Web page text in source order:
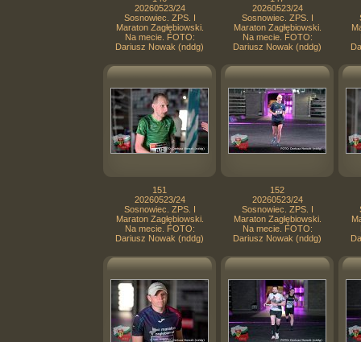
20260523/24
Sosnowiec. ZPS. I
Maraton Zagłębiowski.
Na mecie. FOTO:
Dariusz Nowak (nddg)
20260523/24
Sosnowiec. ZPS. I
Maraton Zagłębiowski.
Na mecie. FOTO:
Dariusz Nowak (nddg)
151
20260523/24
Sosnowiec. ZPS. I
Maraton Zagłębiowski.
Na mecie. FOTO:
Dariusz Nowak (nddg)
152
20260523/24
Sosnowiec. ZPS. I
Maraton Zagłębiowski.
Na mecie. FOTO:
Dariusz Nowak (nddg)